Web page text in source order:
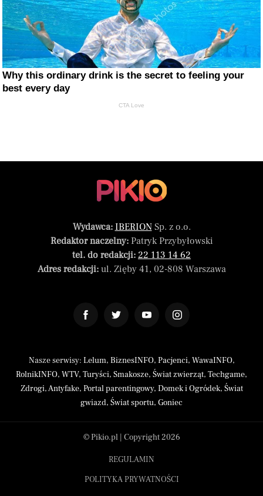
Why this ordinary drink is the secret to feeling your
best every day
CTA Love
Wydawca: IBERIONSp. z o.o.
Redaktor naczelny:Patryk Przybyłowski
tel. do redakcji: 22 113 14 62
Adres redakcji:ul. Zięby 41, 02-808 Warszawa
Nasze serwisy: Lelum, BiznesINFO, Pacjenci, WawaINFO,
RolnikINFO, WTV, Turyści, Smakosze, Świat zwierząt, Techgame,
Zdrogi,Antyfake, Portal parentingowy, Domek i Ogródek, Świat
gwiazd, Świat sportu, Goniec
© Pikio.pl | Copyright 2026
REGULAMIN
POLITYKA PRYWATNOŚCI